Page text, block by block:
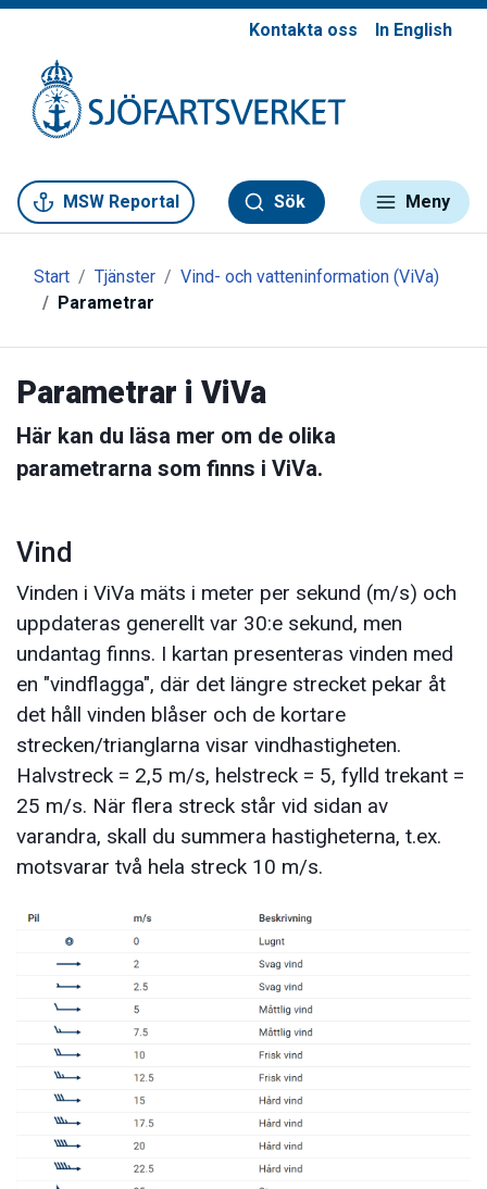
Kontakta oss In English
MSW Reportal Sök Meny
Start Tjänster
Vind- och vatteninformation (ViVa)
Parametrar
Parametrar i ViVa
Här kan du läsa mer om de olika
parametrarna som finns i ViVa.
Vind
Vinden i ViVa mäts i meter per sekund (m/s) och
uppdateras generellt var 30:e sekund, men
undantag finns. I kartan presenteras vinden med
en "vindflagga", där det längre strecket pekar åt
det håll vinden blåser och de kortare
strecken/trianglarna visar vindhastigheten.
Halvstreck = 2,5 m/s, helstreck = 5, fylld trekant =
25 m/s. När flera streck står vid sidan av
varandra, skall du summera hastigheterna, t.ex.
motsvarar två hela streck 10 m/s.